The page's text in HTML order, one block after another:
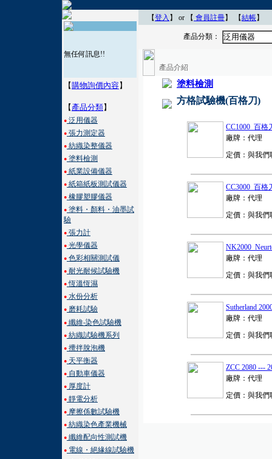
無任何訊息!!
【購物詢價內容】
【 產品分類】
● 泛用儀器
● 張力測定器
● 紡織染整儀器
● 塗料檢測
● 紙業設備儀器
● 紙箱紙板測試儀器
● 橡膠塑膠儀器
● 塗料・顏料・油墨試
驗
● 張力計
● 光學儀器
● 色彩相關測試儀
● 耐光耐候試驗機
● 恆溫恆濕
● 水份分析
● 磨耗試驗
● 纖維‧染色試驗機
● 紡織試驗機系列
● 攪拌脫泡機
● 天平衡器
● 自動車儀器
● 厚度計
● 靜電分析
● 摩擦係數試驗機
● 紡織染色產業機械
● 纖維配向性測試機
● 電線・絕緣線試驗機
【登入 】 or 【 會員註冊】 【結帳】
產品分類： 泛用儀器
產品介紹
塗料檢測
方格試驗機(百格刀)
CC1000 百格
廠牌：代理
定價：與我們
CC3000 百格
廠牌：代理
定價：與我們
NK2000
廠牌：代理
定價：與我們
Sutherland
廠牌：代理
定價：與我們
ZCC 2080 ---
廠牌：代理
定價：與我們